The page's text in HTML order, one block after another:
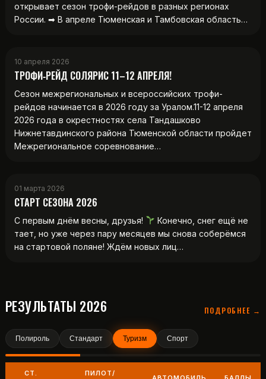
открывает сезон трофи-рейдов в разных регионах
России. ➡ В апреле Тюменская и Тамбовская область…
10 апреля 2026
ТРОФИ‑РЕЙД СОЛЯРИС 11–12 АПРЕЛЯ!
Сезон межрегиональных и всероссийских трофи-
рейдов начинается в 2026 году за Уралом.11-12 апреля
2026 года в окрестностях села Тандашково
Нижнетавдинского района Тюменской области пройдет
Межрегиональное соревнование…
01 марта 2026
СТАРТ СЕЗОНА 2026
С первым днём весны, друзья!
Конечно, снег ещё не
тает, но уже через пару месяцев мы снова соберёмся
на стартовой поляне! Ждём новых лиц…
РЕЗУЛЬТАТЫ 2026 ПОДРОБНЕЕ →
Полироль Стандарт Туризм Спорт
СТ.
ПИЛОТ/